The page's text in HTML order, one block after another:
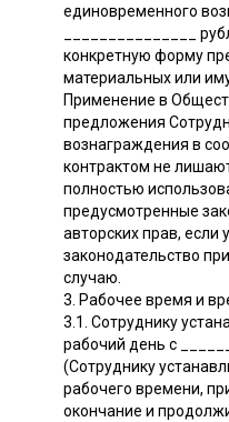
единовременного
_______________
конкретную форму
материальных или
Применение в
предложения
вознаграждения в
контрактом не
полностью
предусмотренные
авторских прав, если
законодательство
случаю.
3. Рабочее время и
3.1. Сотруднику
рабочий день с
(Сотруднику
рабочего времени,
окончание и